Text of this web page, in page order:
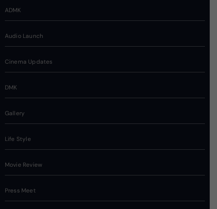
ADMK
Audio Launch
Cinema Updates
DMK
Gallery
Life Style
Movie Review
Press Meet